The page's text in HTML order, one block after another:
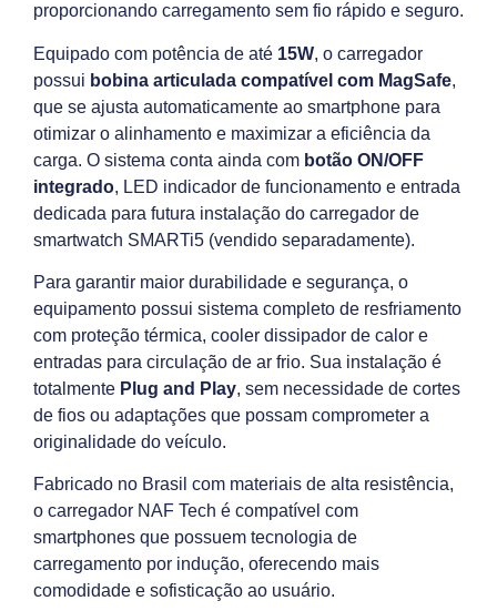
proporcionando carregamento sem fio rápido e seguro.
Equipado com potência de até 15W, o carregador
possui bobina articulada compatível com MagSafe,
que se ajusta automaticamente ao smartphone para
otimizar o alinhamento e maximizar a eficiência da
carga. O sistema conta ainda com botão ON/OFF
integrado, LED indicador de funcionamento e entrada
dedicada para futura instalação do carregador de
smartwatch SMARTi5 (vendido separadamente).
Para garantir maior durabilidade e segurança, o
equipamento possui sistema completo de resfriamento
com proteção térmica, cooler dissipador de calor e
entradas para circulação de ar frio. Sua instalação é
totalmente Plug and Play, sem necessidade de cortes
de fios ou adaptações que possam comprometer a
originalidade do veículo.
Fabricado no Brasil com materiais de alta resistência,
o carregador NAF Tech é compatível com
smartphones que possuem tecnologia de
carregamento por indução, oferecendo mais
comodidade e sofisticação ao usuário.